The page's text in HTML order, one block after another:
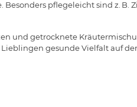
pflegeleicht sind z. B.
und getrocknete
gesunde Vielfalt auf